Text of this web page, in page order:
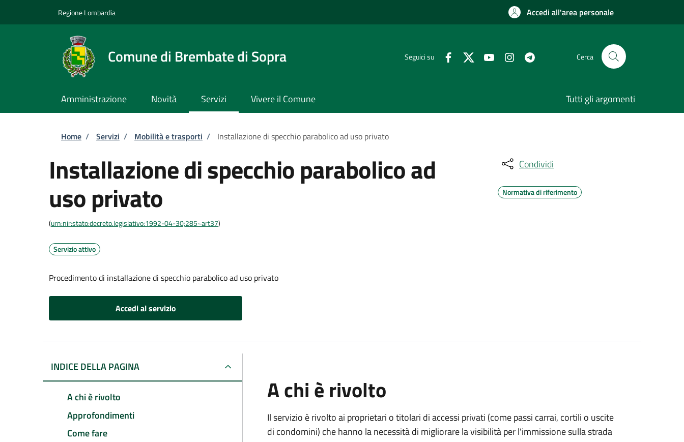
Regione Lombardia Accedi all'area personale
Comune di Brembate di Sopra Seguici su Cerca
Amministrazione Novità Servizi Vivere il Comune Tutti gli argomenti
Briciole di pane
Home / Servizi / Mobilità e trasporti / Installazione di specchio parabolico ad uso privato
Installazione di specchio parabolico ad
uso privato
(urn:nir:stato:decreto.legislativo:1992-04-30;285~art37)
Servizio attivo
Procedimento di installazione di specchio parabolico ad uso privato
Accedi al servizio
Condividi
Normativa di riferimento
INDICE DELLA PAGINA
A chi è rivolto
Approfondimenti
Come fare
A chi è rivolto
Il servizio è rivolto ai proprietari o titolari di accessi privati (come passi carrai, cortili o uscite
di condomini) che hanno la necessità di migliorare la visibilità per l'immissione sulla strada